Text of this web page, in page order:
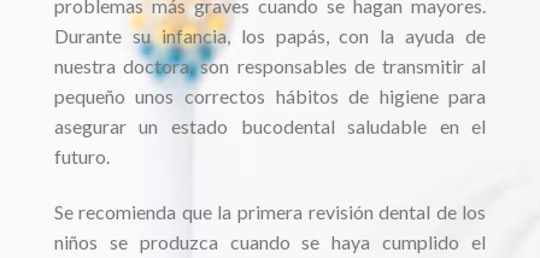
problemas más graves cuando se hagan mayores.
Durante su infancia, los papás, con la ayuda de
nuestra doctora, son responsables de transmitir al
pequeño unos correctos hábitos de higiene para
asegurar un estado bucodental saludable en el
futuro.
Se recomienda que la primera revisión dental de los
niños se produzca cuando se haya cumplido el